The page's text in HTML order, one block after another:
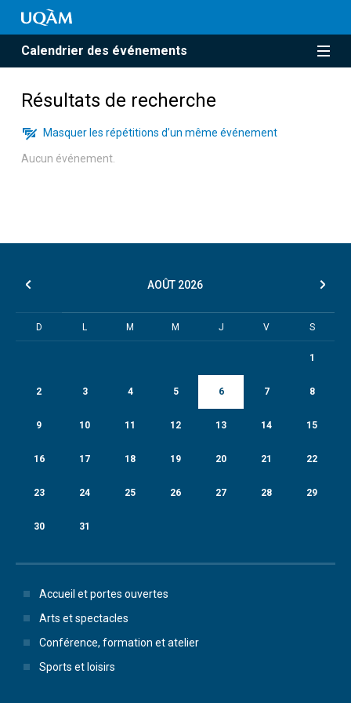
Calendrier des événements
Résultats de recherche
Masquer les répétitions d’un même événement
Aucun événement.
AOÛT 2026
D L M M J V S
1
2 3 4 5 6 7 8
9 10 11 12 13 14 15
16 17 18 19 20 21 22
23 24 25 26 27 28 29
30 31
Accueil et portes ouvertes
Arts et spectacles
Conférence, formation et atelier
Sports et loisirs